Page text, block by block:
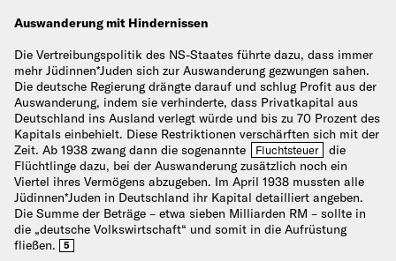
Auswanderung mit Hindernissen
Die Vertreibungspolitik des NS-Staates führte dazu, dass immer
mehr Jüdinnen*Juden sich zur Auswanderung gezwungen sahen.
Die deutsche Regierung drängte darauf und schlug Profit aus der
Auswanderung, indem sie verhinderte, dass Privatkapital aus
Deutschland ins Ausland verlegt würde und bis zu 70 Prozent des
Kapitals einbehielt. Diese Restriktionen verschärften sich mit der
Zeit. Ab 1938 zwang dann die sogenannte
Fluchtsteuer
die
Flüchtlinge dazu, bei der Auswanderung zusätzlich noch ein
Viertel ihres Vermögens abzugeben. Im April 1938 mussten alle
Jüdinnen*Juden in Deutschland ihr Kapital detailliert angeben.
Die Summe der Beträge – etwa sieben Milliarden RM – sollte in
die „deutsche Volkswirtschaft“ und somit in die Aufrüstung
fließen.
5